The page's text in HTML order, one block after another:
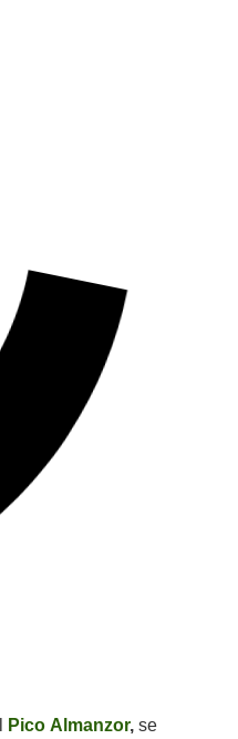
Pico Almanzor,se